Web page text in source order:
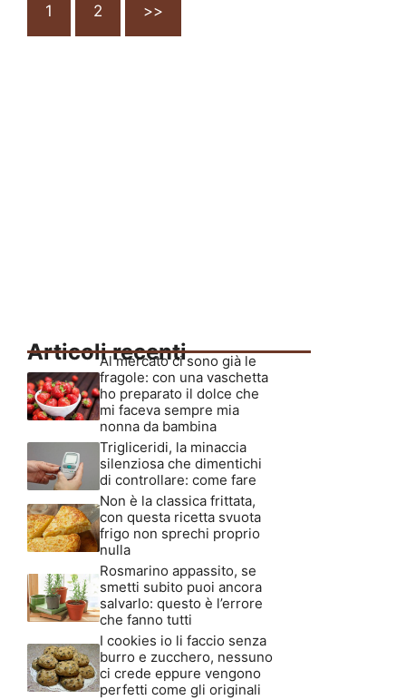
1 2 >>
Articoli recenti
Al mercato ci sono già le
fragole: con una vaschetta
ho preparato il dolce che
mi faceva sempre mia
nonna da bambina
Trigliceridi, la minaccia
silenziosa che dimentichi
di controllare: come fare
Non è la classica frittata,
con questa ricetta svuota
frigo non sprechi proprio
nulla
Rosmarino appassito, se
smetti subito puoi ancora
salvarlo: questo è l’errore
che fanno tutti
I cookies io li faccio senza
burro e zucchero, nessuno
ci crede eppure vengono
perfetti come gli originali